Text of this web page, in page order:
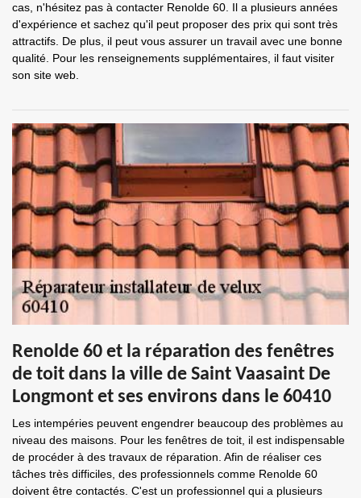
cas, n'hésitez pas à contacter Renolde 60. Il a plusieurs années
d'expérience et sachez qu'il peut proposer des prix qui sont très
attractifs. De plus, il peut vous assurer un travail avec une bonne
qualité. Pour les renseignements supplémentaires, il faut visiter
son site web.
Renolde 60 et la réparation des fenêtres
de toit dans la ville de Saint Vaasaint De
Longmont et ses environs dans le 60410
Les intempéries peuvent engendrer beaucoup des problèmes au
niveau des maisons. Pour les fenêtres de toit, il est indispensable
de procéder à des travaux de réparation. Afin de réaliser ces
tâches très difficiles, des professionnels comme Renolde 60
doivent être contactés. C'est un professionnel qui a plusieurs